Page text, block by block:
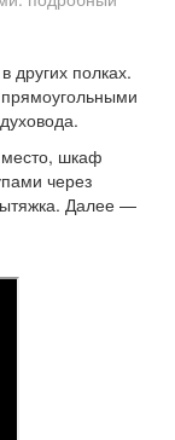
других полках.
место, шкаф
через
Далее —